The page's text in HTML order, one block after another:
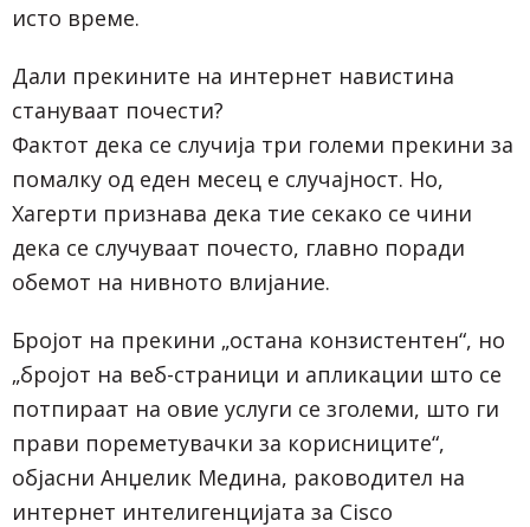
исто време.
Дали прекините на интернет навистина
стануваат почести?
Фактот дека се случија три големи прекини за
помалку од еден месец е случајност. Но,
Хагерти признава дека тие секако се чини
дека се случуваат почесто, главно поради
обемот на нивното влијание.
Бројот на прекини „остана конзистентен“, но
„бројот на веб-страници и апликации што се
потпираат на овие услуги се зголеми, што ги
прави пореметувачки за корисниците“,
објасни Анџелик Медина, раководител на
интернет интелигенцијата за Cisco